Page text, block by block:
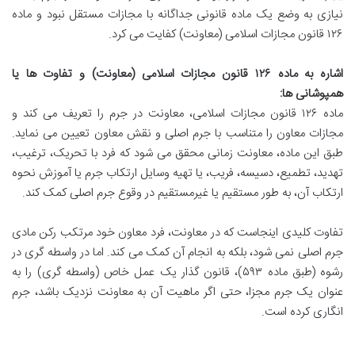
نیازی به وضع یک ماده قانونی جداگانه با مجازات مستقل نبود و ماده
۱۲۶ قانون مجازات اسلامی (معاونت) کفایت می کرد.
اشاره به ماده ۱۲۶ قانون مجازات اسلامی (معاونت) و تفاوت ها یا
همپوشانی ها:
ماده ۱۲۶ قانون مجازات اسلامی، معاونت در جرم را تعریف می کند و
مجازات معاون را متناسب با جرم اصلی و نقش معاون تعیین می نماید.
طبق این ماده، معاونت زمانی محقق می شود که فرد با تحریک، ترغیب،
تهدید، تطمیع، دسیسه، فریب، یا تهیه وسایل ارتکاب جرم یا آموزش نحوه
ارتکاب آن، به طور مستقیم یا غیرمستقیم در وقوع جرم اصلی کمک کند.
تفاوت کلیدی اینجاست که در معاونت، فرد معاون خود مرتکب رکن مادی
جرم اصلی نمی شود، بلکه به انجام آن کمک می کند. اما در واسطه گری در
رشوه (طبق ماده ۵۹۳)، قانون گذار یک عمل خاص (واسطه گری) را به
عنوان یک جرم مجزا، حتی اگر ماهیت آن به معاونت نزدیک باشد، جرم
انگاری کرده است.